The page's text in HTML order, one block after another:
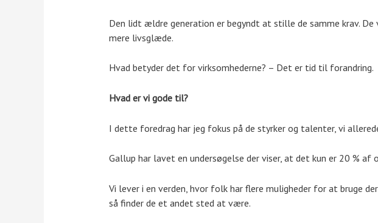
Den lidt ældre generation er begyndt at stille de samme krav. De
mere livsglæde.
Hvad betyder det for virksomhederne? – Det er tid til forandring.
Hvad er vi gode til?
I dette foredrag har jeg fokus på de styrker og talenter, vi
Gallup har lavet en undersøgelse der viser, at det kun er 20 %
Vi lever i en verden, hvor folk har flere muligheder for at bruge
så finder de et andet sted at være.